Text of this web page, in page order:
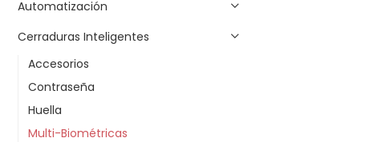
Automatización
Cerraduras Inteligentes
Accesorios
Contraseña
Huella
Multi-Biométricas